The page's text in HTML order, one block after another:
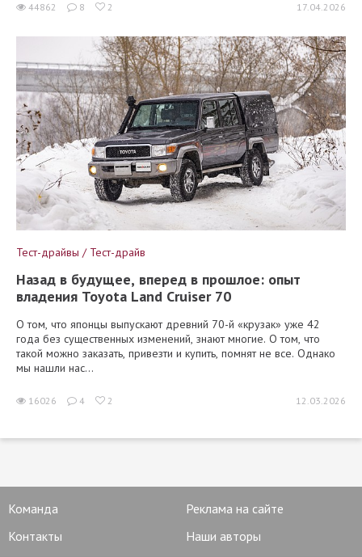
44862 8 2 17.04.2026
Тест-драйвы / Тест-драйв
Назад в будущее, вперед в прошлое: опыт
владения Toyota Land Cruiser 70
О том, что японцы выпускают древний 70-й «крузак» уже 42
года без существенных изменений, знают многие. О том, что
такой можно заказать, привезти и купить, помнят не все. Однако
мы нашли нас...
16026 4 2 12.03.2026
Команда
Реклама на сайте
Контакты
Наши авторы